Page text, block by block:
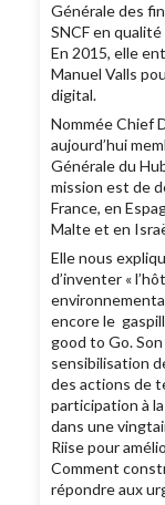
Générale des
SNCF en
En 2015, elle
Manuel Valls
digital.
Nommée Chief
aujourd’hui
Générale du
mission est de
France, en
Malte et en
Elle nous
d’inventer «
encore le
good to Go.
sensibilisation
des actions de
participation à
dans une
Riise pour
Comment
répondre aux